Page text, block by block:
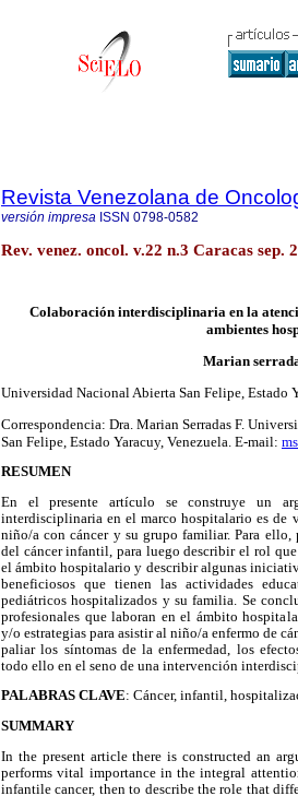
Revista Venezolana de
versión impresa ISSN 0798-0582
Rev. venez. oncol. v.22 n.3 Caracas sep.
Colaboración interdisciplinaria en la
ambientes
Marian
Universidad Nacional Abierta San Felipe, Estado
Correspondencia: Dra. Marian Serradas F.
San Felipe, Estado Yaracuy, Venezuela. E-mail:
RESUMEN
En el presente artículo se construye un
interdisciplinaria en el marco hospitalario es
niño/a con cáncer y su grupo familiar. Para ello,
del cáncer infantil, para luego describir el rol
el ámbito hospitalario y describir algunas
beneficiosos que tienen las actividades
pediátricos hospitalizados y su familia. Se
profesionales que laboran en el ámbito
y/o estrategias para asistir al niño/a enfermo de
paliar los síntomas de la enfermedad, los
todo ello en el seno de una intervención
PALABRAS CLAVE: Cáncer, infantil,
SUMMARY
In the present article there is constructed an
performs vital importance in the integral
infantile cancer, then to describe the role that